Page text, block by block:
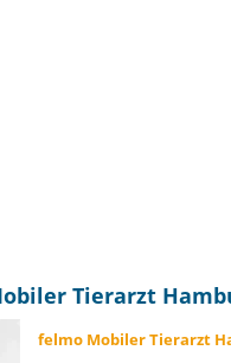
Tierarzt
felmo Mobiler Tierarzt